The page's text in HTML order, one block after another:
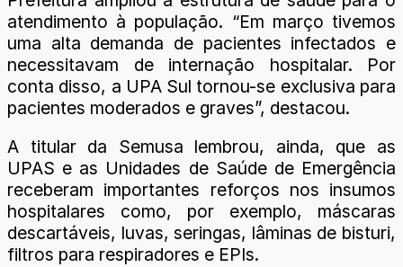
atendimento à população. “Em março tivemos
uma alta demanda de pacientes infectados e
necessitavam de internação hospitalar. Por
conta disso, a UPA Sul tornou-se exclusiva para
pacientes moderados e graves”, destacou.
A titular da Semusa lembrou, ainda, que as
UPAS e as Unidades de Saúde de Emergência
receberam importantes reforços nos insumos
hospitalares como, por exemplo, máscaras
descartáveis, luvas, seringas, lâminas de bisturi,
filtros para respiradores e EPIs.